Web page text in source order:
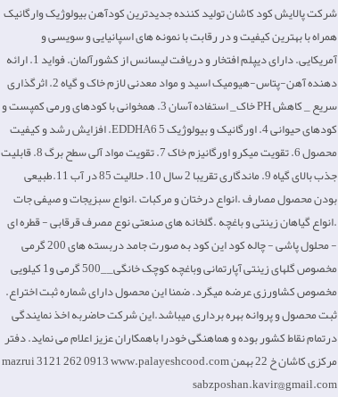
شرکت پالایش کود کاشان تولید کننده جدیدترین کودآهن بیولوژیک وارگانیک
همراه با بهترین کیفیت و در رقابت با نمونه های اسپانیایی و سویسی و
آمریکایی. دارای دیپلم افتخار و دریافت لیسانس از کشورآلمان. فواید 1. ارائه
دهنده آهن-پتاس-هیومیک اسید و مواد معدنی لازم خاک و گیاه 2. اثرگذاری
سریع _ کاهش PH خاک_ استفاده آسان 3. همخوانی با کودهای ورمی کمپست و
کودهای حیوانی 4. اورگانیک و بیولوژیک EDDHA6 5. افزایش رشد و کیفیت
محصول 6. تقویت میکرو اورگانیزم خاک 7. تقویت مواد آلی سطح برگ 8. قابلیت
جذب بالای گیاه 9. ماندگاری تقریبا 2 سال 10. حلالیت 85 در آب 11.طبیعی
بودن محصول مصارف .انواع درختان و مرکبات .انواع سبزیجات و صیفی جات
.انواع گیاهان زینتی و باغچه .گلخانه های صنعتی نوع مصرف قرقابی - قطره ای
- محلول پاشی - چاله کود این کود به صورت جامد دربسته های 200 گرمی
مخصوص گلهای زینتی آپارتمانی وباغچه کوچک خانگی__500 گرمی و1 کیلویی
مخصوص کشاورزی عرضه میگرد. ضمنا این محصول دارای شماره ثبت اختراع.
ثبت محصول و پروانه بهره برداری میباشد.این شرکت حاضربه اخذ نمایندگی
درتمام نقاط کشور بوده و هماهنگی خودرا باهمکاران عزیز اعلام می نماید. دفتر
مرکزی کاشان خ 22 بهمن​ ​ ​​mazrui 3121 262 0913 www.palayeshcood.com
sabzposhan.kavir@gmail.com ​​